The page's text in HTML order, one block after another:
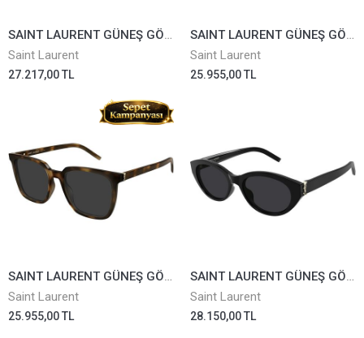
SAINT LAURENT GÜNEŞ GÖZLÜĞÜ SL567-002
Saint Laurent
27.217,00 TL
SAINT LAURENT GÜNEŞ GÖZLÜĞÜ SLM146-001
Saint Laurent
25.955,00 TL
SAINT LAURENT GÜNEŞ GÖZLÜĞÜ SLM146-003
Saint Laurent
25.955,00 TL
SAINT LAURENT GÜNEŞ GÖZLÜĞÜ SLM148-001
Saint Laurent
28.150,00 TL